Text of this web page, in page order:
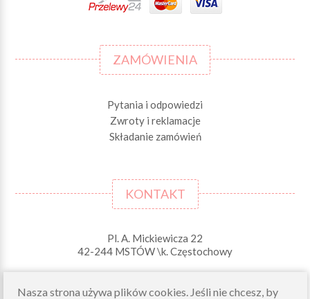
ZAMÓWIENIA
Pytania i odpowiedzi
Zwroty i reklamacje
Składanie zamówień
KONTAKT
Pl. A. Mickiewicza 22
42-244 MSTÓW \k. Częstochowy
pn-pt 10.00-16.00
Nasza strona używa plików cookies. Jeśli nie chcesz, by